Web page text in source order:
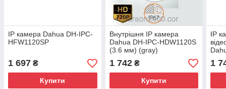
IP камера Dahua DH-IPC-
HFW1120SP
1 697 ₴
Купити
Внутрішня IP камера
Dahua DH-IPC-HDW1120S
(3.6 мм) (gray)
1 742₴
Купити
IP
1